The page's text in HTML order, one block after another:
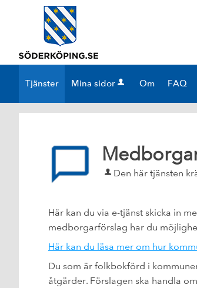
Välkommen
tjänster
kommun
Tjänster Mina sidor Om FAQ
Den här tjänsten
Här kan du via e-tjänst skicka in
medborgarförslag har du
Här kan du läsa mer om hur
Du som är folkbokförd i
åtgärder. Förslagen ska handla